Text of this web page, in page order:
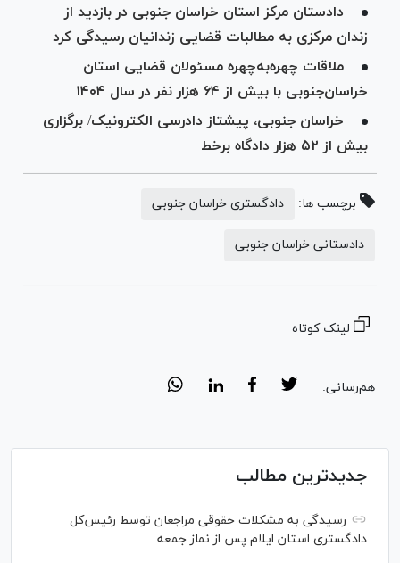
دادستان مرکز استان خراسان جنوبی در بازدید از
زندان مرکزی به مطالبات قضایی زندانیان رسیدگی کرد
ملاقات چهره‌به‌چهره مسئولان قضایی استان
خراسان‌جنوبی با بیش از ۶۴ هزار نفر در سال ۱۴۰۴
خراسان جنوبی، پیشتاز دادرسی الکترونیک/ برگزاری
بیش از ۵۲ هزار دادگاه برخط
برچسب ها: دادگستری خراسان جنوبی
دادستانی خراسان جنوبی
لینک کوتاه
هم‌رسانی:
جدیدترین مطالب
رسیدگی به مشکلات حقوقی مراجعان توسط رئیس‌کل
دادگستری استان ایلام پس از نماز جمعه